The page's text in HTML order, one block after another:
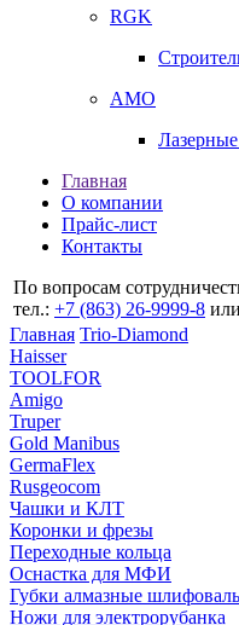
RGK
AMO
Главная
О компании
Прайс-лист
Контакты
По вопросам
тел.: +7 (863) 26‐9999‐8
Главная Trio-Diamond
Haisser
TOOLFOR
Amigo
Truper
Gold Manibus
GermaFlex
Rusgeocom
Чашки и КЛТ
Коронки и фрезы
Переходные кольца
Оснастка для МФИ
Губки алмазные
Ножи для электрорубанка